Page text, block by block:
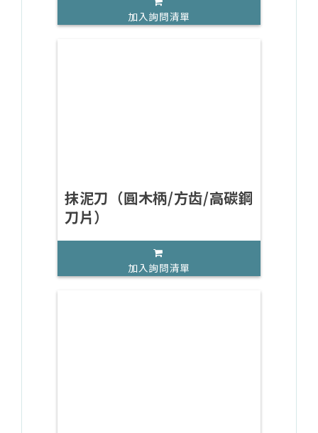
加入詢問清單
抹泥刀（圓木柄/方齿/高碳鋼
刀片）
加入詢問清單